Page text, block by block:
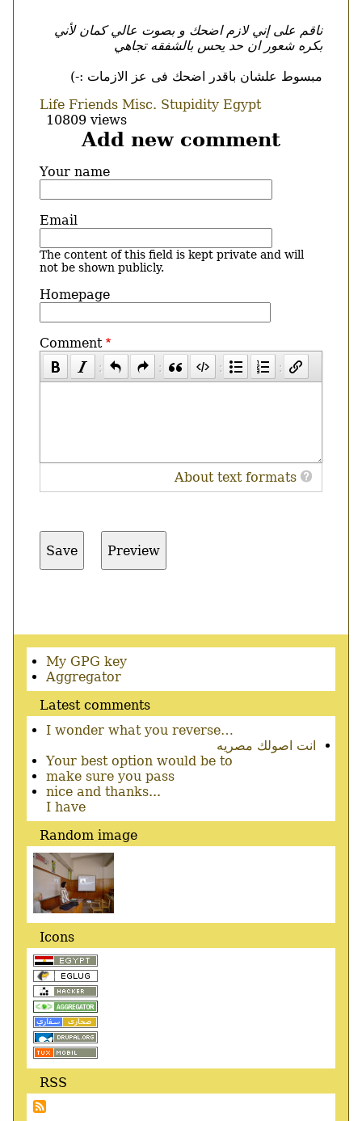
ناقم على إني لازم اضحك و بصوت عالي كمان لأني
بكره شعور ان حد يحس بالشفقه تجاهي
مبسوط علشان باقدر اضحك فى عز الازمات :-)
Life Friends Misc. Stupidity Egypt
10809 views
Add new comment
Your name
Email
The content of this field is kept private and will
not be shown publicly.
Homepage
Comment
About text formats
Secondary
menu
My GPG key
Aggregator
Latest comments
I wonder what you reverse…
انت اصولك مصريه
Your best option would be to
make sure you pass
nice and thanks...
I have
Random image
Icons
RSS